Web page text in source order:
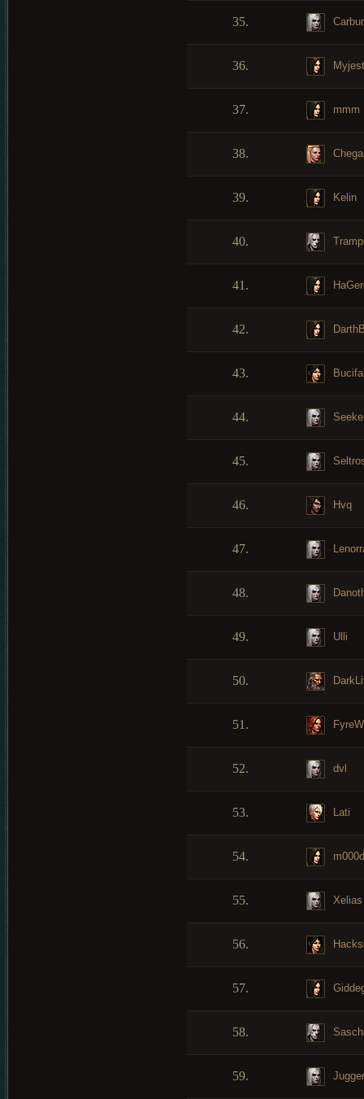
35.
36.
37. mmm
38.
39. Kelin
40.
41.
42.
43.
44.
45.
46. Hvq
47.
48.
49. Ulli
50.
51.
52. dvl
53. Lati
54. m000d
55. Xelias
56.
57.
58.
59.